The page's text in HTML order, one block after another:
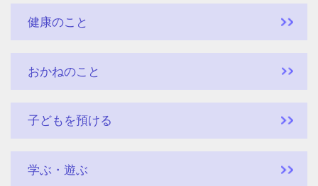
健康のこと
おかねのこと
子どもを預ける
学ぶ・遊ぶ